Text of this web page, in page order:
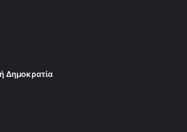
Δημοκρατία